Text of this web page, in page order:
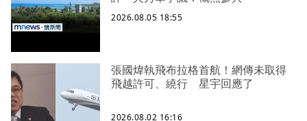
2026.08.05 18:55
張國煒執飛布拉格首航！網傳未取得
飛越許可、繞行 星宇回應了
2026.08.02 16:16